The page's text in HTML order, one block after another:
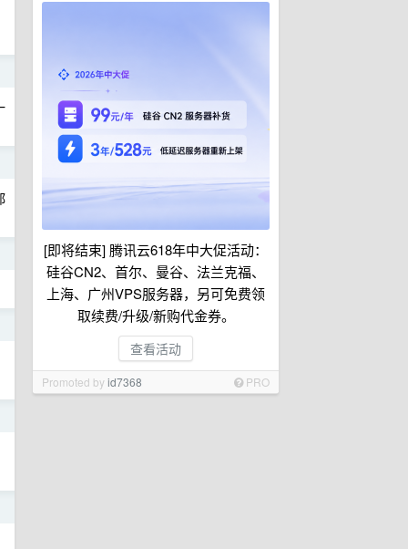
[即将结束] 腾讯云618年中大促活动：
硅谷CN2、首尔、曼谷、法兰克福、
上海、广州VPS服务器，另可免费领
取续费/升级/新购代金券。
查看活动
Promoted byid7368 PRO